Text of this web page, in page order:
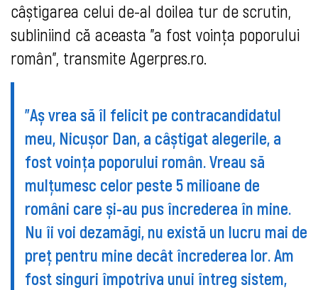
câștigarea celui de-al doilea tur de scrutin,
subliniind că aceasta ”a fost voința poporului
român”, transmite Agerpres.ro.
”Aș vrea să îl felicit pe contracandidatul
meu, Nicușor Dan, a câștigat alegerile, a
fost voința poporului român. Vreau să
mulțumesc celor peste 5 milioane de
români care și-au pus încrederea în mine.
Nu îi voi dezamăgi, nu există un lucru mai de
preț pentru mine decât încrederea lor. Am
fost singuri împotriva unui întreg sistem,